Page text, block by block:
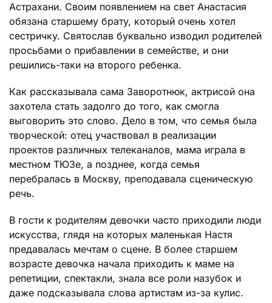
Астрахани. Своим появлением на свет Анастасия
обязана старшему брату, который очень хотел
сестричку. Святослав буквально изводил родителей
просьбами о прибавлении в семействе, и они
решились-таки на второго ребенка.
Как рассказывала сама Заворотнюк, актрисой она
захотела стать задолго до того, как смогла
выговорить это слово. Дело в том, что семья была
творческой: отец участвовал в реализации
проектов различных телеканалов, мама играла в
местном ТЮЗе, а позднее, когда семья
перебралась в Москву, преподавала сценическую
речь.
В гости к родителям девочки часто приходили люди
искусства, глядя на которых маленькая Настя
предавалась мечтам о сцене. В более старшем
возрасте девочка начала приходить к маме на
репетиции, спектакли, знала все роли назубок и
даже подсказывала слова артистам из-за кулис.